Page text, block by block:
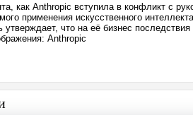
как Anthropic вступила в конфликт с
применения искусственного
утверждает, что на её бизнес
Anthropic